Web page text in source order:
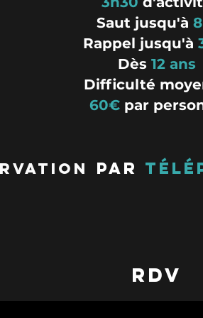
Saut jusqu'à
Rappel jusqu'à
Dès 12 ans
Difficulté
60€par
Par
rdv